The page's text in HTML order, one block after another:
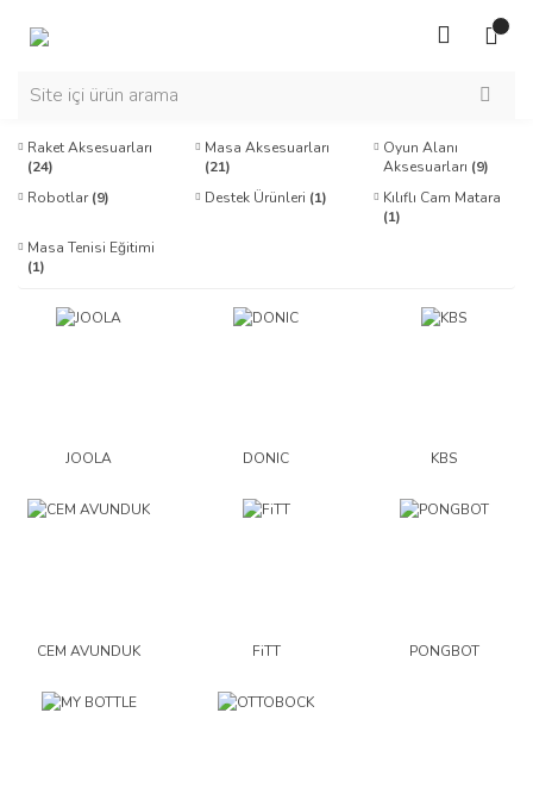
Raket Aksesuarları
(24)
Masa Aksesuarları
(21)
Oyun Alanı
Aksesuarları (9)
Robotlar(9) Destek Ürünleri (1)
Kılıflı Cam Matara
(1)
Masa Tenisi Eğitimi
(1)
JOOLA DONIC KBS
CEM AVUNDUK FiTT PONGBOT